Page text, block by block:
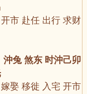
市 赴任 出行 求财
沖兔 煞东 时沖己卯
娶 移徙 入宅 开市